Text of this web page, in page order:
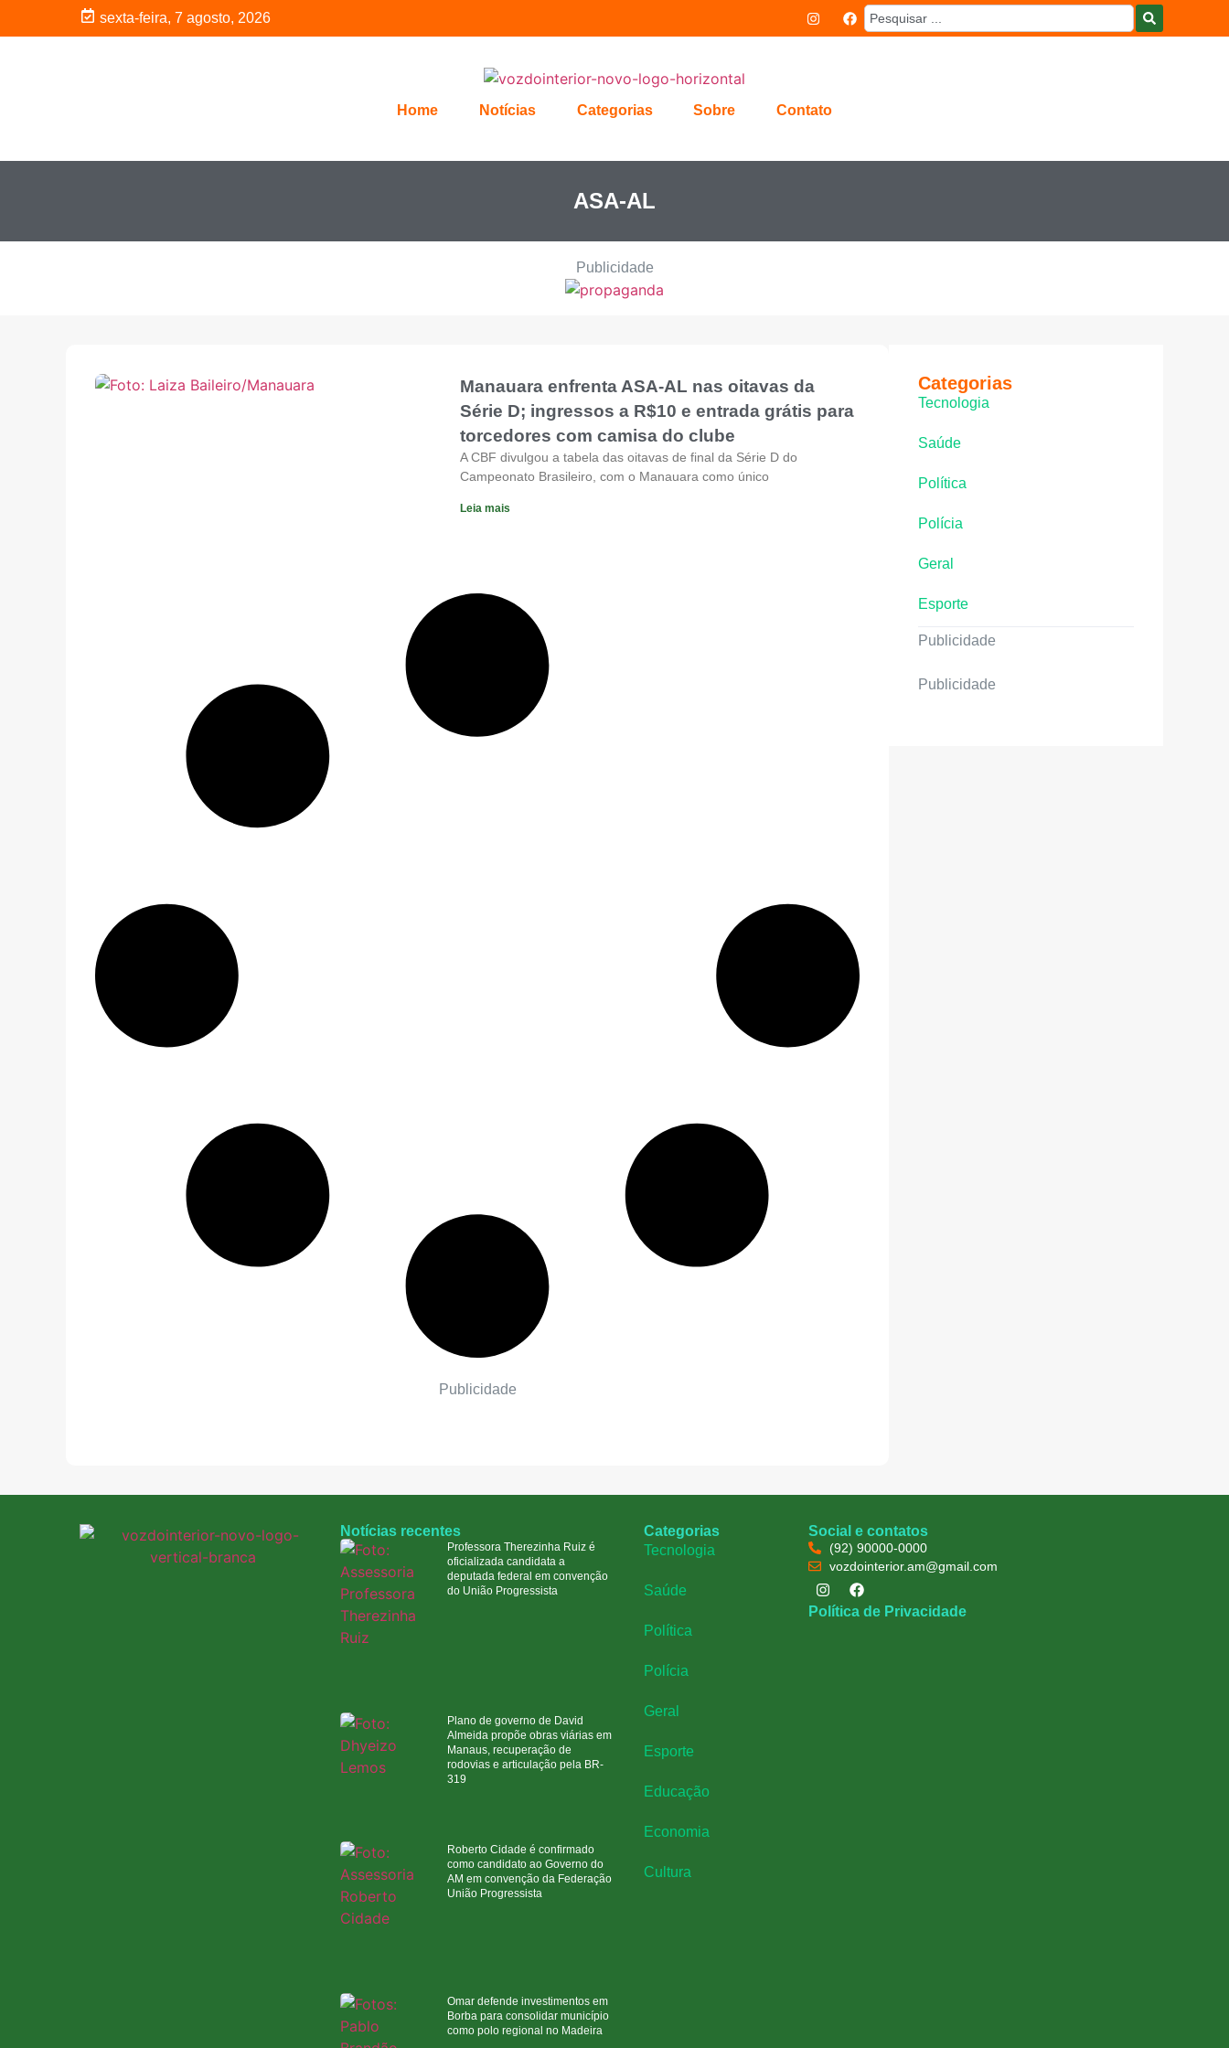
sexta-feira, 7 agosto, 2026
Home Notícias Categorias Sobre Contato
ASA-AL
Publicidade
Manauara enfrenta ASA-AL nas oitavas da
Série D; ingressos a R$10 e entrada grátis para
torcedores com camisa do clube
A CBF divulgou a tabela das oitavas de final da Série D do
Campeonato Brasileiro, com o Manauara como único
Leia mais
Publicidade
Categorias
Tecnologia
Saúde
Política
Polícia
Geral
Esporte
Publicidade
Publicidade
Notícias recentes
Professora Therezinha Ruiz é
oficializada candidata a
deputada federal em convenção
do União Progressista
Plano de governo de David
Almeida propõe obras viárias em
Manaus, recuperação de
rodovias e articulação pela BR-
319
Roberto Cidade é confirmado
como candidato ao Governo do
AM em convenção da Federação
União Progressista
Omar defende investimentos em
Borba para consolidar município
como polo regional no Madeira
Categorias
Tecnologia
Saúde
Política
Polícia
Geral
Esporte
Educação
Economia
Cultura
Social e contatos
(92) 90000-0000
vozdointerior.am@gmail.com
Política de Privacidade